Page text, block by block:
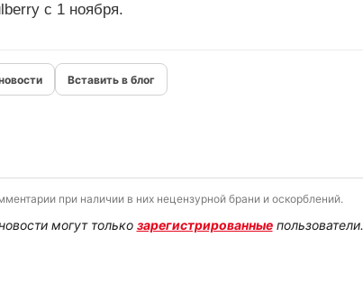
с 1 ноября.
Вставить в блог
при наличии в них нецензурной брани и оскорблений.
могут только зарегистрированныепользователи.